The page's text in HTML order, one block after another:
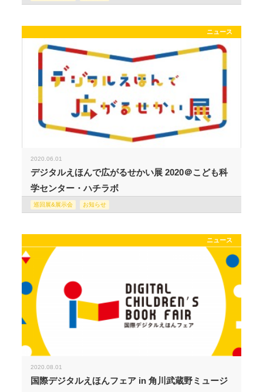
ニュース
2020.06.01
デジタルえほんで広がるせかい展 2020＠こども科
学センター・ハチラボ
巡回展&展示会 お知らせ
ニュース
2020.08.01
国際デジタルえほんフェア in 角川武蔵野ミュージ